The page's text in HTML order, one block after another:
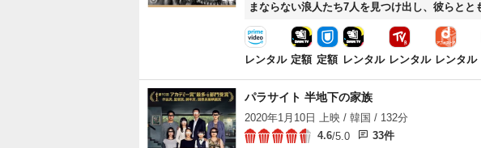
まならない浪人たち7人を見つけ出し、彼らと
る……。
レンタル 定額 定額 レンタル レンタル レンタル
パラサイト 半地下の家族
2020年1月10日 上映 / 韓国 / 132分
4.6/5.0 33件